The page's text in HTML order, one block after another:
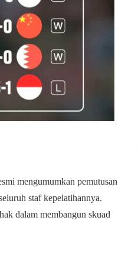
mengumumkan pemutusan
staf kepelatihannya.
dalam membangun skuad